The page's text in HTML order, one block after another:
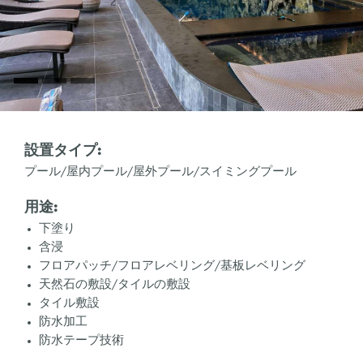
設置タイプ:
プール/屋内プール/屋外プール/スイミングプール
用途:
下塗り
含浸
フロアパッチ/フロアレベリング/基板レベリング
天然石の敷設/タイルの敷設
タイル敷設
防水加工
防水テープ技術